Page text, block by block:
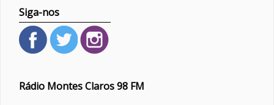
Siga-nos
Rádio Montes Claros 98 FM